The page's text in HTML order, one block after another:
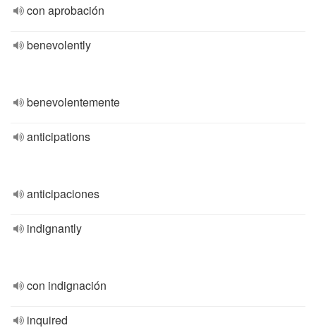
con aprobación
benevolently
benevolentemente
anticipations
anticipaciones
indignantly
con indignación
inquired